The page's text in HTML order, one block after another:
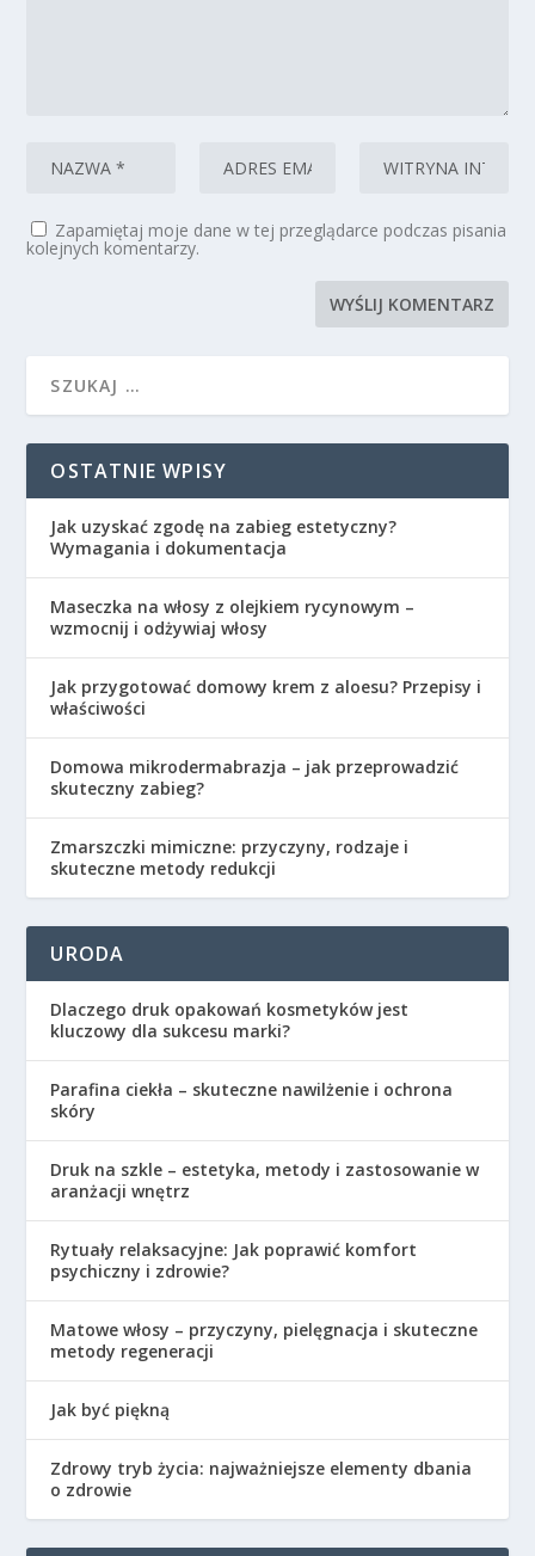
Zapamiętaj moje dane w tej przeglądarce podczas pisania
kolejnych komentarzy.
OSTATNIE WPISY
Jak uzyskać zgodę na zabieg estetyczny?
Wymagania i dokumentacja
Maseczka na włosy z olejkiem rycynowym –
wzmocnij i odżywiaj włosy
Jak przygotować domowy krem z aloesu? Przepisy i
właściwości
Domowa mikrodermabrazja – jak przeprowadzić
skuteczny zabieg?
Zmarszczki mimiczne: przyczyny, rodzaje i
skuteczne metody redukcji
URODA
Dlaczego druk opakowań kosmetyków jest
kluczowy dla sukcesu marki?
Parafina ciekła – skuteczne nawilżenie i ochrona
skóry
Druk na szkle – estetyka, metody i zastosowanie w
aranżacji wnętrz
Rytuały relaksacyjne: Jak poprawić komfort
psychiczny i zdrowie?
Matowe włosy – przyczyny, pielęgnacja i skuteczne
metody regeneracji
Jak być piękną
Zdrowy tryb życia: najważniejsze elementy dbania
o zdrowie